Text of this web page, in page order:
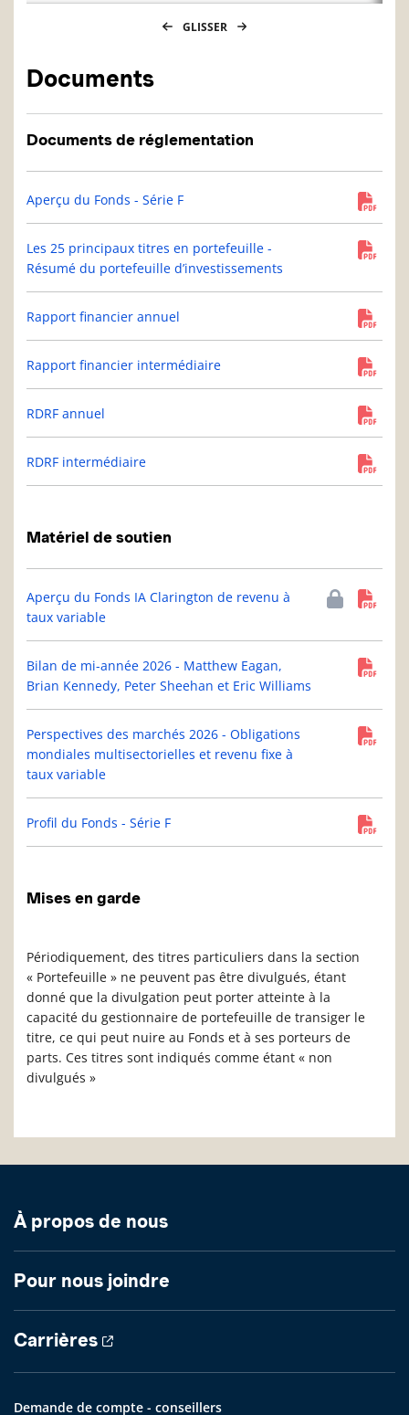
GLISSER
Documents
Documents de réglementation
Aperçu du Fonds - Série F
Les 25 principaux titres en portefeuille -
Résumé du portefeuille d’investissements
Rapport financier annuel
Rapport financier intermédiaire
RDRF annuel
RDRF intermédiaire
Matériel de soutien
Aperçu du Fonds IA Clarington de revenu à
taux variable
Bilan de mi-année 2026 - Matthew Eagan,
Brian Kennedy, Peter Sheehan et Eric Williams
Perspectives des marchés 2026 - Obligations
mondiales multisectorielles et revenu fixe à
taux variable
Profil du Fonds - Série F
Mises en garde
Périodiquement, des titres particuliers dans la section
« Portefeuille » ne peuvent pas être divulgués, étant
donné que la divulgation peut porter atteinte à la
capacité du gestionnaire de portefeuille de transiger le
titre, ce qui peut nuire au Fonds et à ses porteurs de
parts. Ces titres sont indiqués comme étant « non
divulgués »
À propos de nous
Pour nous joindre
Carrières
Demande de compte - conseillers